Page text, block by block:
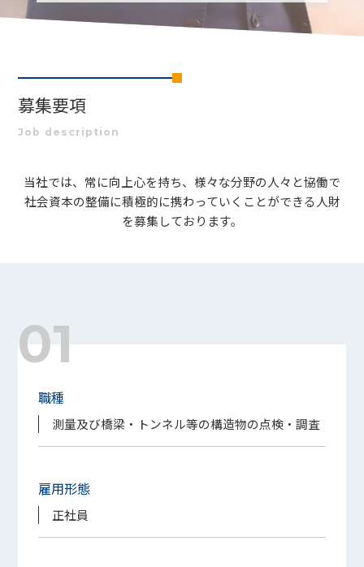
募集要項
Job description
当社では、常に向上心を持ち、様々な分野の人々と協働で
社会資本の整備に積極的に携わっていくことができる人財
を募集しております。
01
職種
測量及び橋梁・トンネル等の構造物の点検・調査
雇用形態
正社員